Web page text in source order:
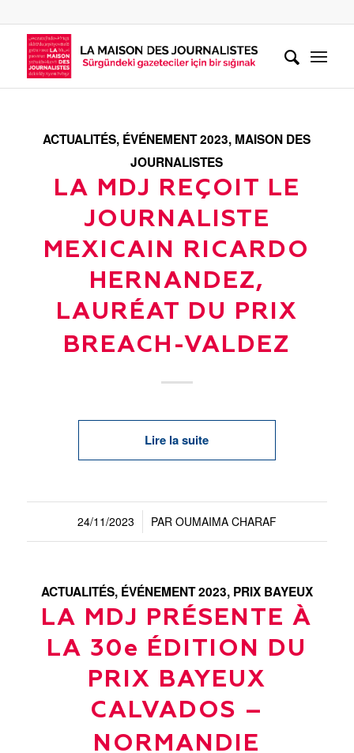
ACTUALITÉS, ÉVÉNEMENT 2023, MAISON DES
JOURNALISTES
LA MDJ REÇOIT LE
JOURNALISTE
MEXICAIN RICARDO
HERNANDEZ,
LAURÉAT DU PRIX
BREACH-VALDEZ
Lire la suite
24/11/2023
/ PAR OUMAIMA CHARAF
ACTUALITÉS, ÉVÉNEMENT 2023, PRIX BAYEUX
LA MDJ PRÉSENTE À
LA 30e ÉDITION DU
PRIX BAYEUX
CALVADOS –
NORMANDIE